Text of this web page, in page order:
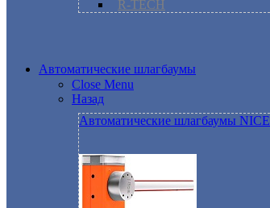
R-TECH
Автоматические шлагбаумы
Close Menu
Назад
Автоматические шлагбаумы NICE